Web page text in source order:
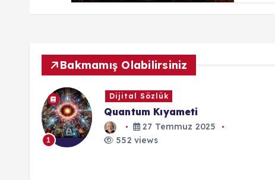
Bakmamış Olabilirsiniz
1
Dijital Sözlük
Kelvin
27 Temmuz 2025
552 views